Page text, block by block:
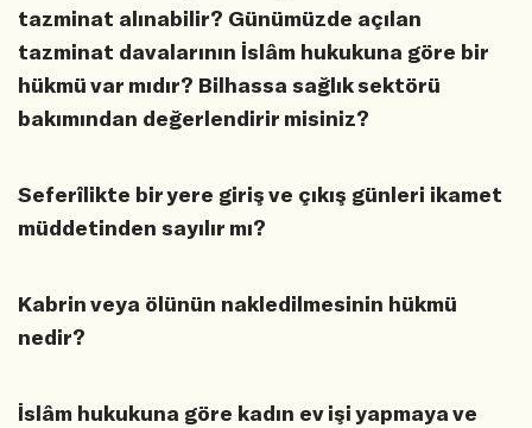
tazminat alınabilir? Günümüzde açılan
tazminat davalarının İslâm hukukuna göre bir
hükmü var mıdır? Bilhassa sağlık sektörü
bakımından değerlendirir misiniz?
Seferîlikte bir yere giriş ve çıkış günleri ikamet
müddetinden sayılır mı?
Kabrin veya ölünün nakledilmesinin hükmü
nedir?
İslâm hukukuna göre kadın ev işi yapmaya ve